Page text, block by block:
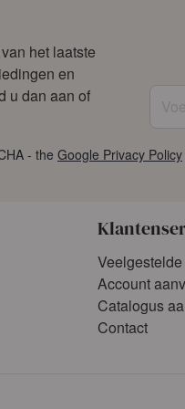
het laatste
en
u dan aan of
- the Google Privacy Policy
Account
Catalogus
Contact